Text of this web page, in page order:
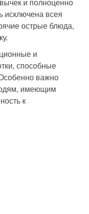
и полноценно
исключена всея
острые блюда,
и
способные
важно
имеющим
к